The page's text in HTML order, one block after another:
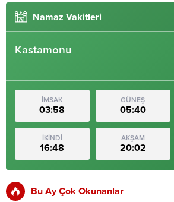
Namaz Vakitleri
Kastamonu
İMSAK
03:58
GÜNEŞ
05:40
İKİNDİ
16:48
AKŞAM
20:02
Bu Ay Çok Okunanlar